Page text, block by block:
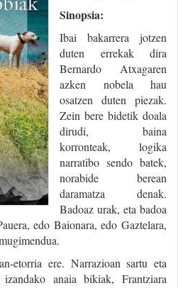
Sinopsia:
Ibai bakarrera jotzen
duten errekak dira
Bernardo Atxagaren
azken nobela hau
osatzen duten piezak.
Zein bere bidetik doala
dirudi, baina
korronteak, logika
narratibo sendo batek,
norabide berean
daramatza denak.
Badoaz urak, eta badoa
edo Baionara, edo Gaztelara,
etorria ere. Narrazioan sartu eta
anaia bikiak, Frantziara